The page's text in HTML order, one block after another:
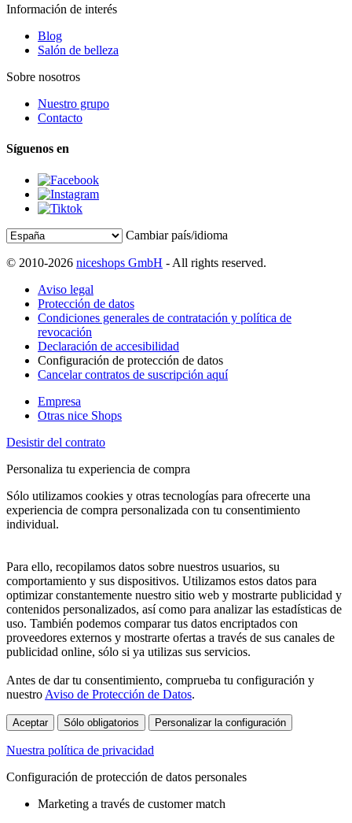
Información de interés
Blog
Salón de belleza
Sobre nosotros
Nuestro grupo
Contacto
Síguenos en
Cambiar país/idioma
© 2010-2026 niceshops GmbH - All rights reserved.
Aviso legal
Protección de datos
Condiciones generales de contratación y política de
revocación
Declaración de accesibilidad
Configuración de protección de datos
Cancelar contratos de suscripción aquí
Empresa
Otras nice Shops
Desistir del contrato
Personaliza tu experiencia de compra
Sólo utilizamos cookies y otras tecnologías para ofrecerte una
experiencia de compra personalizada con tu consentimiento
individual.
Para ello, recopilamos datos sobre nuestros usuarios, su
comportamiento y sus dispositivos. Utilizamos estos datos para
optimizar constantemente nuestro sitio web y mostrarte publicidad y
contenidos personalizados, así como para analizar las estadísticas de
uso. También podemos comparar tus datos encriptados con
proveedores externos y mostrarte ofertas a través de sus canales de
publicidad online, sólo si ya utilizas sus servicios.
Antes de dar tu consentimiento, comprueba tu configuración y
nuestro Aviso de Protección de Datos.
Aceptar Sólo obligatorios Personalizar la configuración
Nuestra política de privacidad
Configuración de protección de datos personales
Marketing a través de customer match